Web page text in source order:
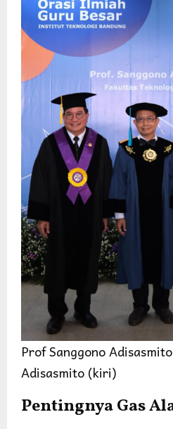
Prof Sanggono
Adisasmito (kiri)
Pentingnya Gas